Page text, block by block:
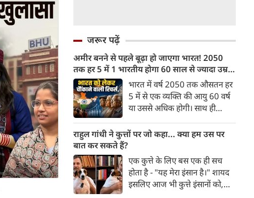
जरूर पढ़ें
अमीर बनने से पहले बूढ़ा हो जाएगा भारत! 2050
तक हर 5 में 1 भारतीय होगा 60 साल से ज्यादा उम्र
का
भारत में वर्ष 2050 तक औसतन हर
5 में से एक व्यक्ति की आयु 60 वर्ष
या उससे अधिक होगी। साथ ही
भारत में रहेंगे। ‘ट्रांसफॉर्म रूरल
अनुसार भारत विकसित देशों के
विपरीत समृद्ध बनने से पहले ही वृद्ध
होती आबादी वाले देश की श्रेणी में
पहुंच रहा है।
राहुल गांधी ने कुत्तों पर जो कहा... क्या हम उस पर
बात कर सकते हैं?
एक कुत्ते के लिए बस एक ही सच
होता है - "यह मेरा इंसान है।" शायद
इसलिए आज भी कुत्ते इंसानों को,